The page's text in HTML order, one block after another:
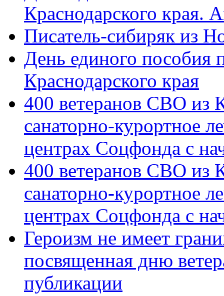
Краснодарского края.
Писатель-сибиряк из
День единого пособия
Краснодарского края
400 ветеранов СВО из
санаторно-курортное
центрах Соцфонда с
400 ветеранов СВО из
санаторно-курортное
центрах Соцфонда с
Героизм не имеет
посвященная дню
публикации